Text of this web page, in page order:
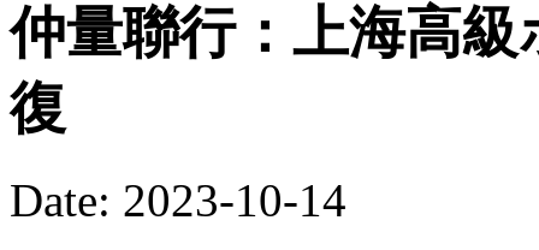
仲量聯行：上海高
復
Date: 2023-10-14